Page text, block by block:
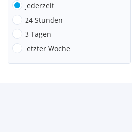
Jederzeit
24 Stunden
3 Tagen
letzter Woche